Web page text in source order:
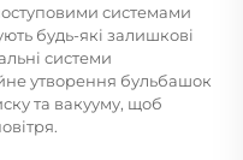
системами
будь-які залишкові
системи
утворення бульбашок
та вакууму, щоб